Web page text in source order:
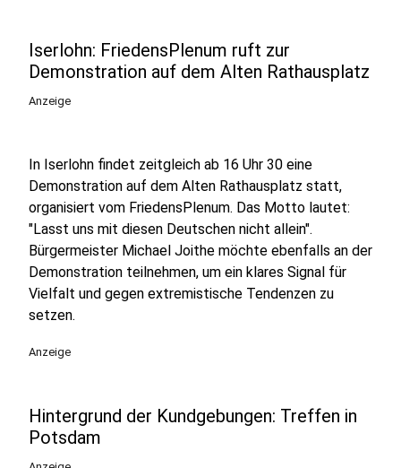
Iserlohn: FriedensPlenum ruft zur
Demonstration auf dem Alten Rathausplatz
Anzeige
In Iserlohn findet zeitgleich ab 16 Uhr 30 eine
Demonstration auf dem Alten Rathausplatz statt,
organisiert vom FriedensPlenum. Das Motto lautet:
"Lasst uns mit diesen Deutschen nicht allein".
Bürgermeister Michael Joithe möchte ebenfalls an der
Demonstration teilnehmen, um ein klares Signal für
Vielfalt und gegen extremistische Tendenzen zu
setzen.
Anzeige
Hintergrund der Kundgebungen: Treffen in
Potsdam